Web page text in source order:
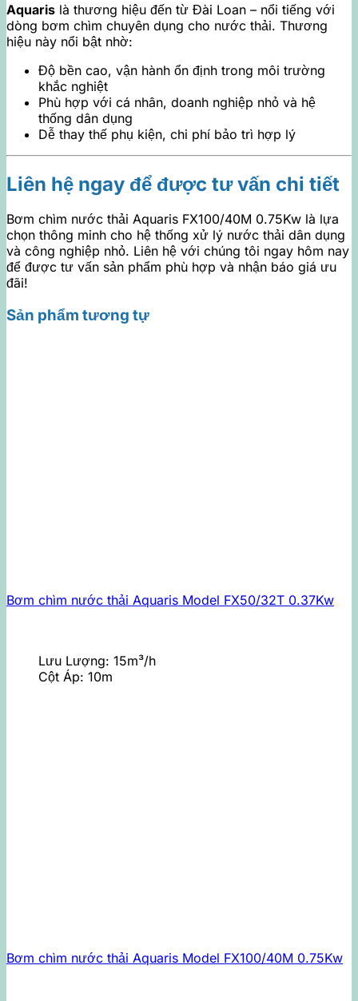
Aquaris là thương hiệu đến từ Đài Loan – nổi tiếng với
dòng bơm chìm chuyên dụng cho nước thải. Thương
hiệu này nổi bật nhờ:
Độ bền cao, vận hành ổn định trong môi trường
khắc nghiệt
Phù hợp với cá nhân, doanh nghiệp nhỏ và hệ
thống dân dụng
Dễ thay thế phụ kiện, chi phí bảo trì hợp lý
Liên hệ ngay để được tư vấn chi tiết
Bơm chìm nước thải Aquaris FX100/40M 0.75Kw là lựa
chọn thông minh cho hệ thống xử lý nước thải dân dụng
và công nghiệp nhỏ. Liên hệ với chúng tôi ngay hôm nay
để được tư vấn sản phẩm phù hợp và nhận báo giá ưu
đãi!
Sản phẩm tương tự
Bơm chìm nước thải Aquaris Model FX50/32T 0.37Kw
Lưu Lượng: 15m³/h
Cột Áp: 10m
Bơm chìm nước thải Aquaris Model FX100/40M 0.75Kw